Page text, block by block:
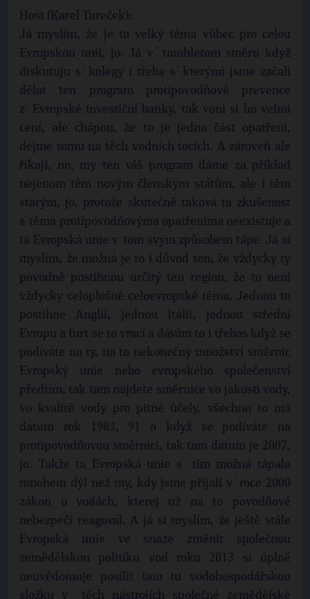
Host (Karel Tureček):
Já myslím, že je to velký téma vůbec pro celou
Evropskou unii, jo. Já v˙tomhletom směru když
diskutuju s˙kolegy i třeba s˙kterými jsme začali
dělat ten program protipovodňové prevence
z˙Evropské investiční banky, tak voni si ho velmi
cení, ale chápou, že to je jedna část opatření,
dejme tomu na těch vodních tocích. A zároveň ale
říkají, no, my ten váš program dáme za příklad
nejenom těm novým členským státům, ale i těm
starým, jo, protože skutečně taková ta zkušenost
s˙těma protipovodňovýma opatřeníma neexistuje a
ta Evropská unie v˙tom svým způsobem tápe. Já si
myslím, že možná je to i důvod ten, že vždycky ty
povodně postihnou určitý ten region, že to není
vždycky celoplošné celoevropské téma. Jednou to
postihne Anglii, jednou Itálii, jednou střední
Evropu a furt se to vrací a dávám to i třebas když se
podíváte na ty, na to nekonečný množství směrnic
Evropský unie nebo evropského společenství
předtím, tak tam najdete směrnice vo jakosti vody,
vo kvalitě vody pro pitné účely, všechno to má
datum rok 1983, 91 a když se podíváte na
protipovodňovou směrnici, tak tam datum je 2007,
jo. Takže ta Evropská unie s˙tím možná tápala
mnohem dýl než my, kdy jsme přijali v˙roce 2000
zákon o vodách, kterej už na to povodňové
nebezpečí reagoval. A já si myslím, že ještě stále
Evropská unie ve snaze změnit společnou
zemědělskou politiku vod roku 2013 si úplně
neuvědomuje posílit tam tu vodohospodářskou
složku v˙těch nástrojích společné zemědělské